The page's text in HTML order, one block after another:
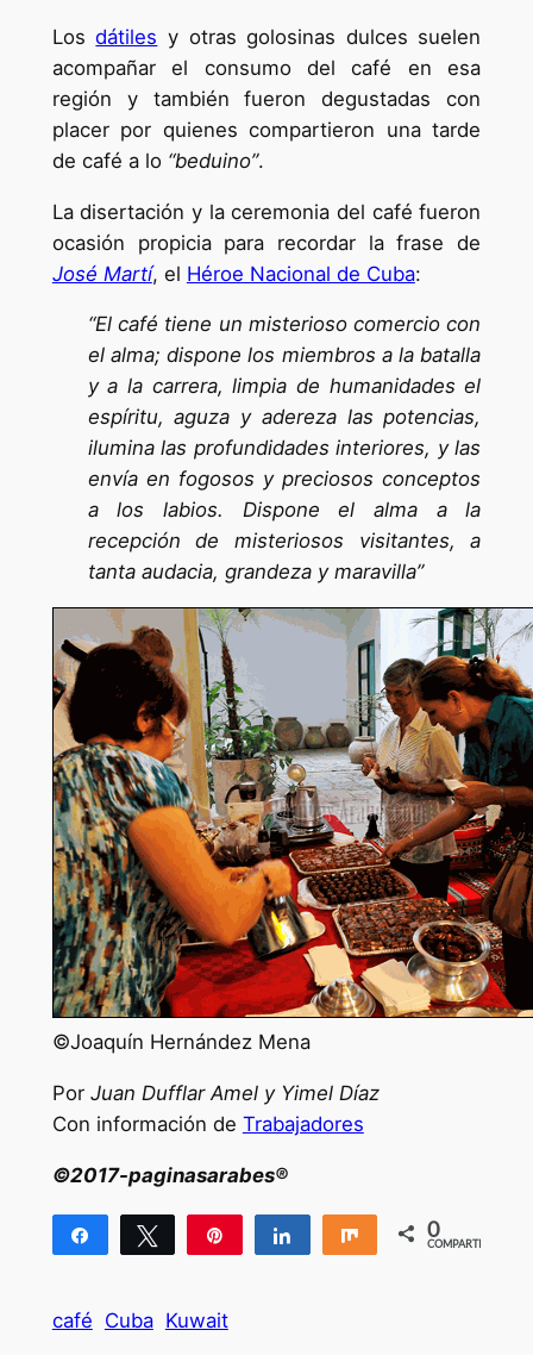
Losdátiles y otras golosinas dulces suelen
acompañar el consumo del café en esa
región y también fueron degustadas con
placer por quienes compartieron una tarde
de café a lo “beduino”.
La disertación y la ceremonia del café fueron
ocasión propicia para recordar la frase de
José Martí, el Héroe Nacional de Cuba:
“El café tiene un misterioso comercio con
el alma; dispone los miembros a la batalla
y a la carrera, limpia de humanidades el
espíritu, aguza y adereza las potencias,
ilumina las profundidades interiores, y las
envía en fogosos y preciosos conceptos
a los labios. Dispone el alma a la
recepción de misteriosos visitantes, a
tanta audacia, grandeza y maravilla”
©Joaquín Hernández Mena
Por Juan Dufflar Amel y Yimel Díaz
Con información de Trabajadores
©2017-paginasarabes®
Compartir Twittear Compartir Compartir
0
COMPARTIR
café Cuba Kuwait